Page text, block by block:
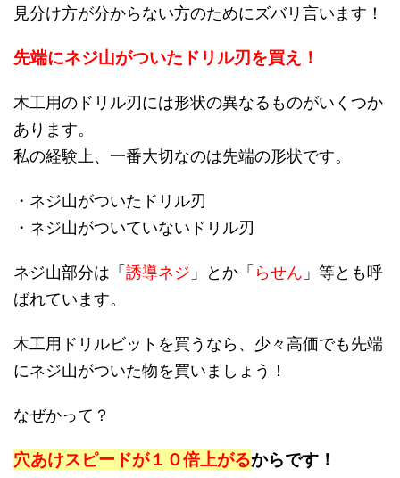
見分け方が分からない方のためにズバリ言います！
先端にネジ山がついたドリル刃を買え！
木工用のドリル刃には形状の異なるものがいくつか
あります。
私の経験上、一番大切なのは先端の形状です。
・ネジ山がついたドリル刃
・ネジ山がついていないドリル刃
ネジ山部分は「誘導ネジ 」とか「らせん 」等とも呼
ばれています。
木工用ドリルビットを買うなら、少々高価でも先端
にネジ山がついた物を買いましょう！
なぜかって？
穴あけスピードが１０倍上がるからです！